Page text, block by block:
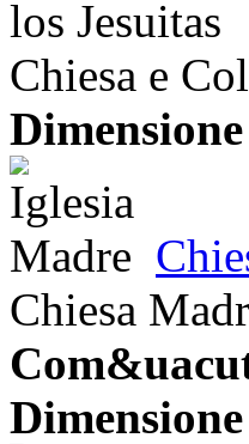
Chiesa e
Dimensione
Chiesa
Dimensione